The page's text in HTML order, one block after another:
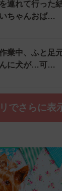
連れて行った
ちゃんおば…
業中、ふと足
に犬が…可…
でさらに表